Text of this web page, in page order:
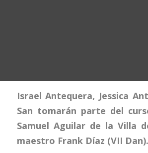
Israel Antequera, Jessica
San tomarán parte del
Samuel Aguilar de la Villa
maestro Frank Díaz (VII Dan).